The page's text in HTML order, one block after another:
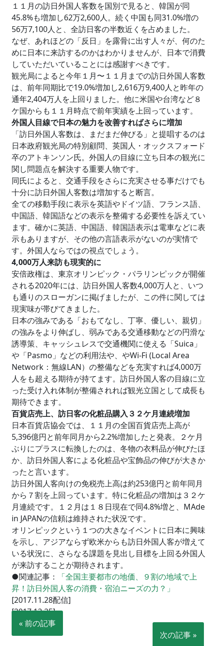
１１月の訪日外国人客数を国別で見ると、韓国が同
45.8%も増加し62万2,600人。続く中国も同31.0%増の
56万7,100人と、全訪日客の半数近くを占めました。
なぜ、あれほどの「反日」を露骨に出す人々が、何のた
めに日本に来訪するのかはわかりませんが、日本で消費
していただいていることには感謝すべきです。
観光局によると今年１月〜１１月までの訪日外国人客数
は、前年同期比で19.0%増加し2,616万9,400人と昨年の
通年2,404万人を上回りました。他に米国や台湾など８
ケ国からも１１月時点で前年実績を上回っています。
外国人目線で日本の魅力を改善すればさらに増加
「訪日外国人客数は、まだまだ伸びる」と提唱するのは
日本政府観光局の特別顧問、英国人・オックスフォード
卒のアトキンソン氏。外国人の目線に立ち日本の観光に
関し問題点を解決する重要人物です。
同氏によると、交通手段をさらに充実させる事だけでも
十分に訪日外国人客数は増加すると断言。
全ての移動手段に表示を英語やドイツ語、フランス語、
中国語、韓国語などの表示を整備する必要性を訴えてい
ます。確かに英語、中国語、韓国語表示は電車などに表
示もありますが、その他の言語表示がないのが実情で
す。外国人ならではの視点でしょう。
4,000万人来訪も現実的に
安倍政権は、東京オリンピック・パラリンピックが開催
される2020年には、訪日外国人客数4,000万人と、いつ
も通りのスローガンに掲げましたが、この件に関しては
現実味が帯びてきました。
日本の強みである「おもてなし、丁寧、優しい、親切」
の強みをより伸ばし、弱みである交通移動などの円滑な
誘導策、キャッシュレスで交通機関に使える「Suica」
や「Pasmo」などの利用法や、やWi-Fi (Local Area
Network：無線LAN）の整備などを充実すれば4,000万
人をも超える期待が持てます。訪日外国人客の目線に立
った受け入れ体制が整備されれば観光立国として成長も
期待できます。
百貨店売上、訪日客の化粧品購入３２ケ月連続増加
日本百貨店協会では、１１月の全国百貨店売上高が
5,396億円と前年同月から2.2%増加したと発表。２ケ月
ぶりにプラスに転換したのは、冬物の衣料品が伸びたほ
か、訪日外国人客による化粧品や宝飾品の伸びが大きか
ったと言います。
訪日外国人客向けの免税売上高は約253億円と前年同月
から７割を上回っています。特に化粧品の増加は３２ケ
月連続です。１２月は１８日現在で同4.8%増と、MAde
in JAPANの信頼は維持された状況です。
オリンピックという１つの大きなイベントに日本に興味
を示し、アジアならず欧米からも訪日外国人客が増えて
いる状況に、さらなる課題を見出し目標を上回る外国人
が来訪することが期待されます。
●関連記事：
「全国主要都市の地価、９割の地域で上
昇！訪日外国人客の消費・宿泊ニーズの力？」
[2017.11.28配信]
[2017.12.25]
« 前の記事
次の記事 »